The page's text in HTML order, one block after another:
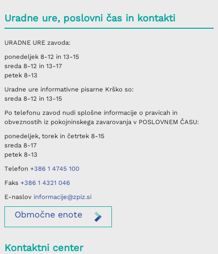
Uradne ure, poslovni čas in kontakti
URADNE UREzavoda:
ponedeljek8-12 in 13-15
sreda 8-12 in 13-17
petek8-13
Uradne ure informativne pisarne Krško so:
sreda 8-12 in 13-15
Po telefonu zavod nudi splošne informacije o pravicah in
obveznostih iz pokojninskega zavarovanja v POSLOVNEM ČASU:
ponedeljek, torek in četrtek8-15
sreda 8-17
petek8-13
Telefon +386 1 4745 100
Faks +386 1 4321 046
E-naslov informacije@zpiz.si
Območneenote
Kontaktni center